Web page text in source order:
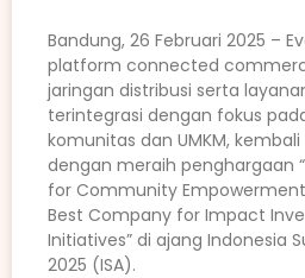
Bandung, 26 Februari 2025 –
platform connected
jaringan distribusi serta
terintegrasi dengan fokus
komunitas dan UMKM,
dengan meraih penghargaan
for Community Empowerment
Best Company for Impact
Initiatives” di ajang Indonesia
2025 (ISA).